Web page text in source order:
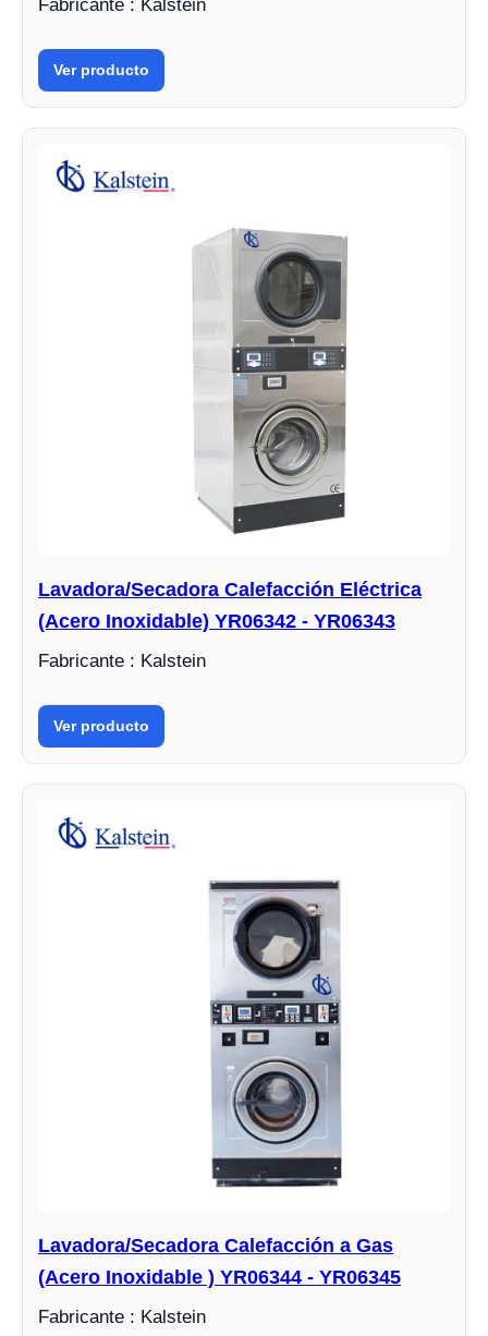
Fabricante : Kalstein
Ver producto
Lavadora/Secadora Calefacción Eléctrica
(Acero Inoxidable) YR06342 - YR06343
Fabricante : Kalstein
Ver producto
Lavadora/Secadora Calefacción a Gas
(Acero Inoxidable ) YR06344 - YR06345
Fabricante : Kalstein